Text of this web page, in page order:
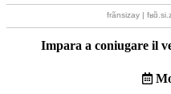
frãnsizay |
Impara a coniugare il